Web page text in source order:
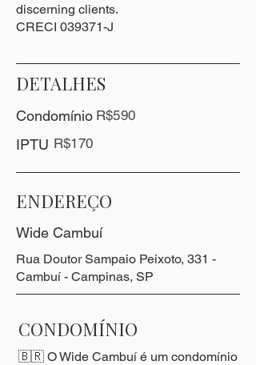
discerning clients.
CRECI 039371-J
DETALHES
Condomínio R$590
IPTU R$170
ENDEREÇO
Wide Cambuí
Rua Doutor Sampaio Peixoto, 331 -
Cambuí - Campinas, SP
CONDOMÍNIO
🇧🇷 O Wide Cambuí é um condomínio